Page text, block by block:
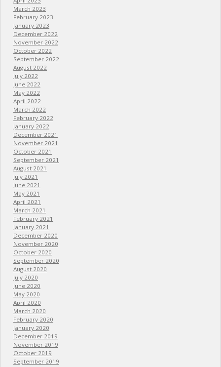
March 2023
February 2023
January 2023
December 2022
November 2022
October 2022
September 2022
August 2022
July 2022
June 2022
May 2022
April 2022
March 2022
February 2022
January 2022
December 2021
November 2021
October 2021
September 2021
August 2021
July 2021
June 2021
May 2021
April 2021
March 2021
February 2021
January 2021
December 2020
November 2020
October 2020
September 2020
August 2020
July 2020
June 2020
May 2020
April 2020
March 2020
February 2020
January 2020
December 2019
November 2019
October 2019
September 2019